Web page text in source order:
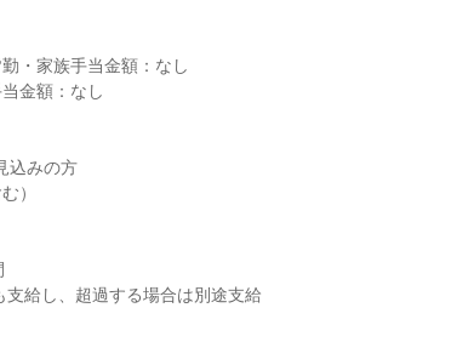
・家族手当金額：なし
金額：なし
込みの方